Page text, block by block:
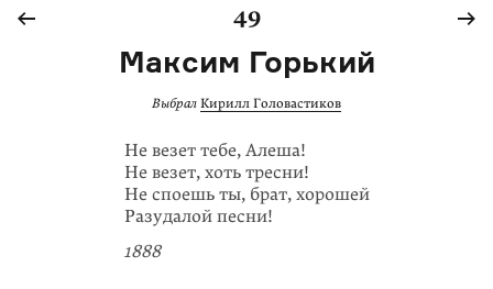
49
Максим Горький
Выбрал Кирилл Головастиков
Не везет тебе, Алеша!
Не везет, хоть тресни!
Не споешь ты, брат, хорошей
Разудалой песни!
1888